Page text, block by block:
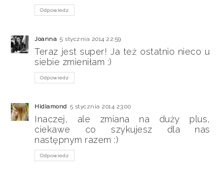
Odpowiedz
Joanna 5 stycznia 2014 22:59
Teraz jest super! Ja też ostatnio nieco u
siebie zmieniłam :)
Odpowiedz
Hidiamond 5 stycznia 2014 23:00
Inaczej, ale zmiana na duży plus,
ciekawe co szykujesz dla nas
następnym razem :)
Odpowiedz